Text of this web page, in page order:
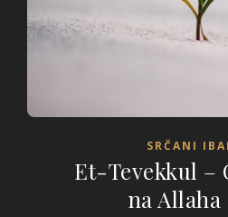
SRČANI
Et-Tevekkul –
na Allaha